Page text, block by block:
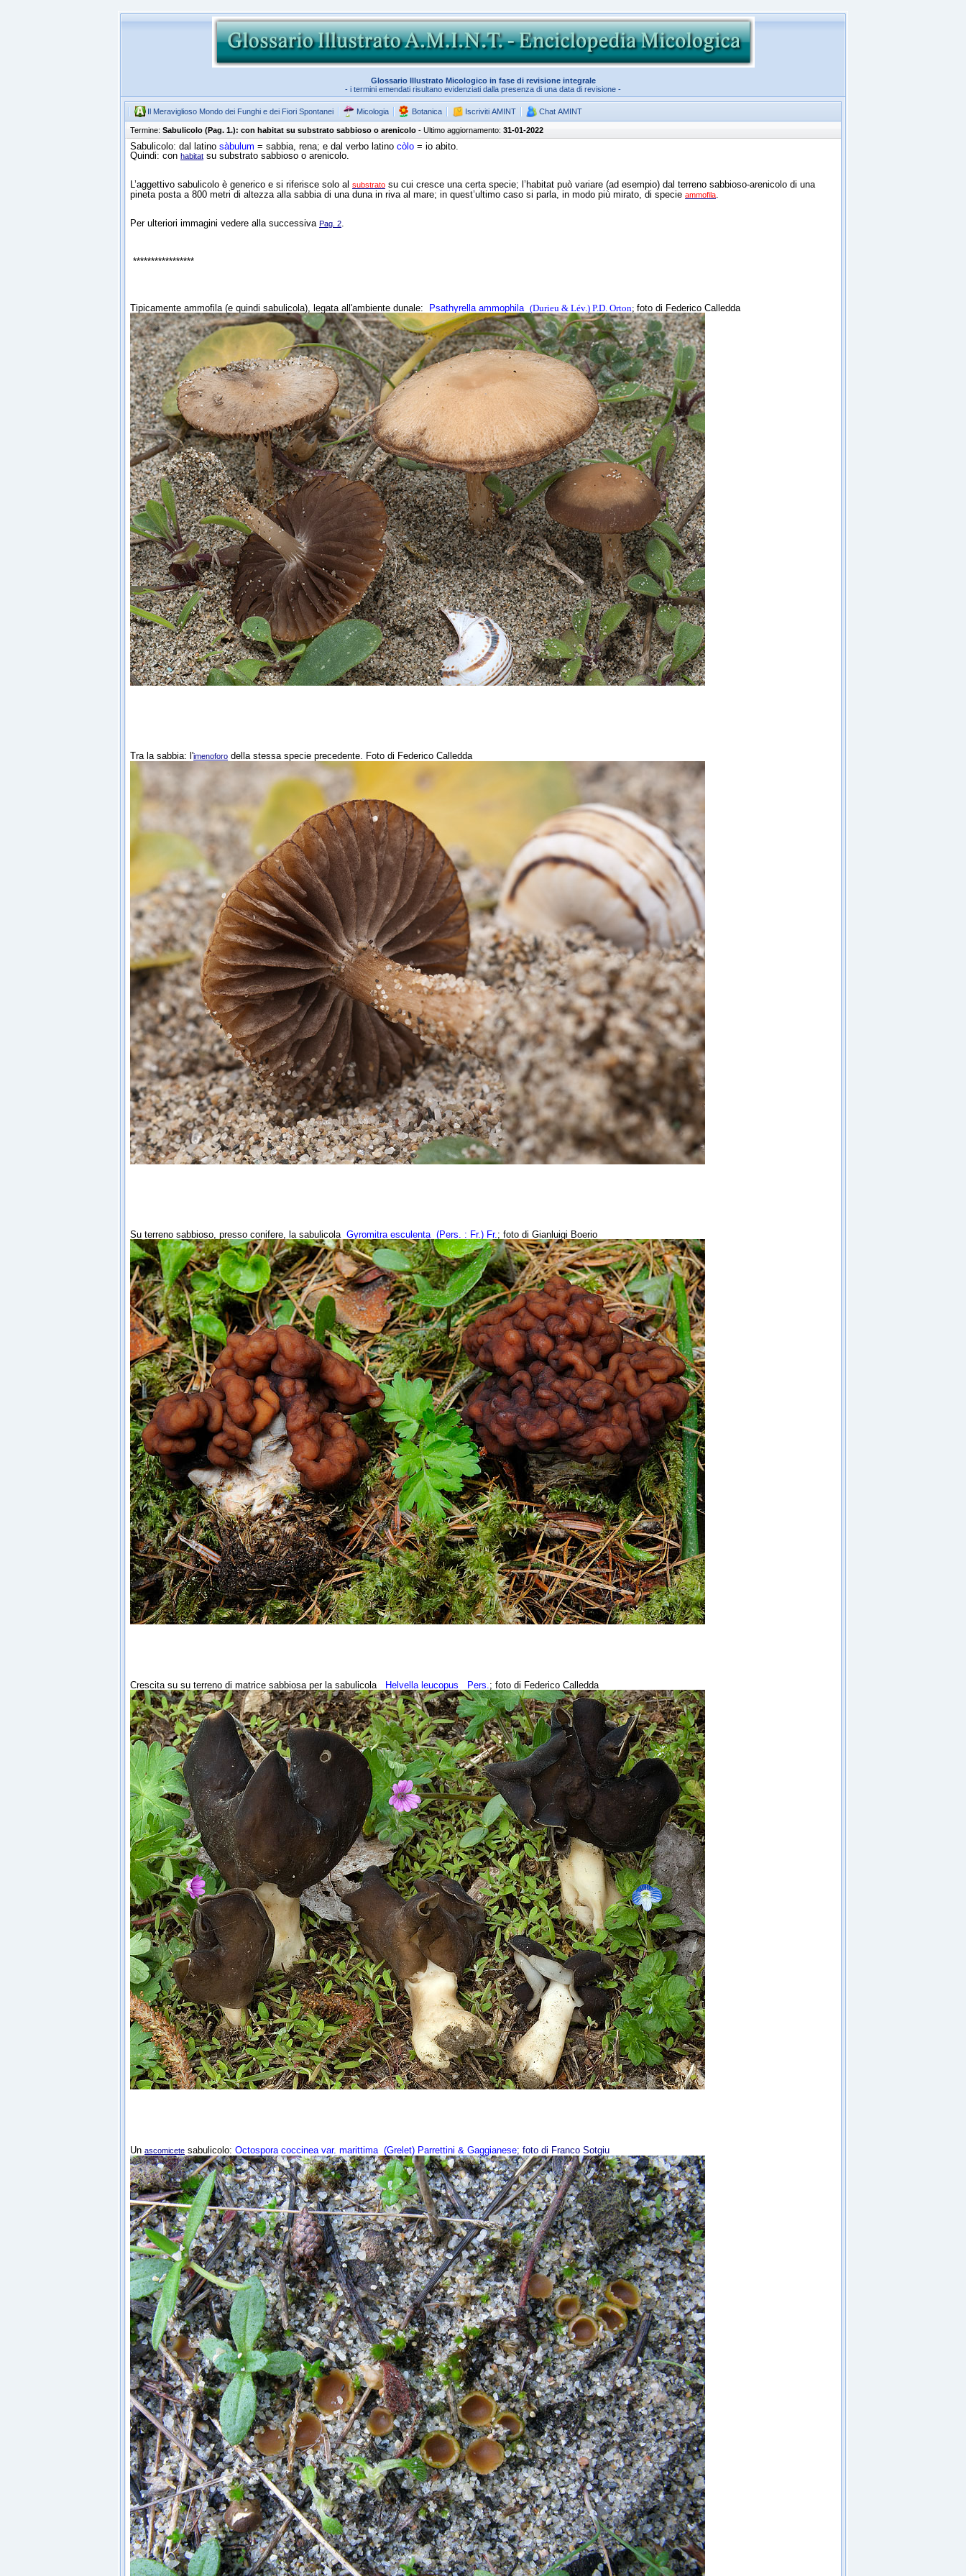
Glossario Illustrato Micologico in fase di revisione integrale
- i termini emendati risultano evidenziati dalla presenza di una data di revisione -
Il Meraviglioso Mondo dei Funghi e dei Fiori Spontanei Micologia Botanica Iscriviti AMINT Chat AMINT
Termine: Sabulicolo (Pag. 1.): con habitat su substrato sabbioso o arenicolo - Ultimo aggiornamento: 31-01-2022
Sabulicolo: dal latino sàbulum = sabbia, rena; e dal verbo latino còlo = io abito.
Quindi: con habitat su substrato sabbioso o arenicolo.
L’aggettivo sabulicolo è generico e si riferisce solo al substrato su cui cresce una certa specie; l’habitat può variare (ad esempio) dal terreno sabbioso-arenicolo di una
pineta posta a 800 metri di altezza alla sabbia di una duna in riva al mare; in quest’ultimo caso si parla, in modo più mirato, di specie ammofila.
Per ulteriori immagini vedere alla successiva Pag. 2.
*****************
Tipicamente ammofila (e quindi sabulicola), legata all'ambiente dunale: Psathyrella ammophila (Durieu & Lév.) P.D. Orton; foto di Federico Calledda
Tra la sabbia: l'imenoforo della stessa specie precedente. Foto di Federico Calledda
Su terreno sabbioso, presso conifere, la sabulicola Gyromitra esculenta (Pers. : Fr.) Fr.; foto di Gianluigi Boerio
Crescita su su terreno di matrice sabbiosa per la sabulicola Helvella leucopus Pers.; foto di Federico Calledda
Un ascomicete sabulicolo: Octospora coccineavar. marittima(Grelet) Parrettini & Gaggianese; foto di Franco Sotgiu